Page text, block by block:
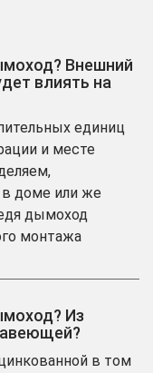
Внешний
влиять на
единиц
и месте
в доме или же
дымоход
монтажа
Из
в том